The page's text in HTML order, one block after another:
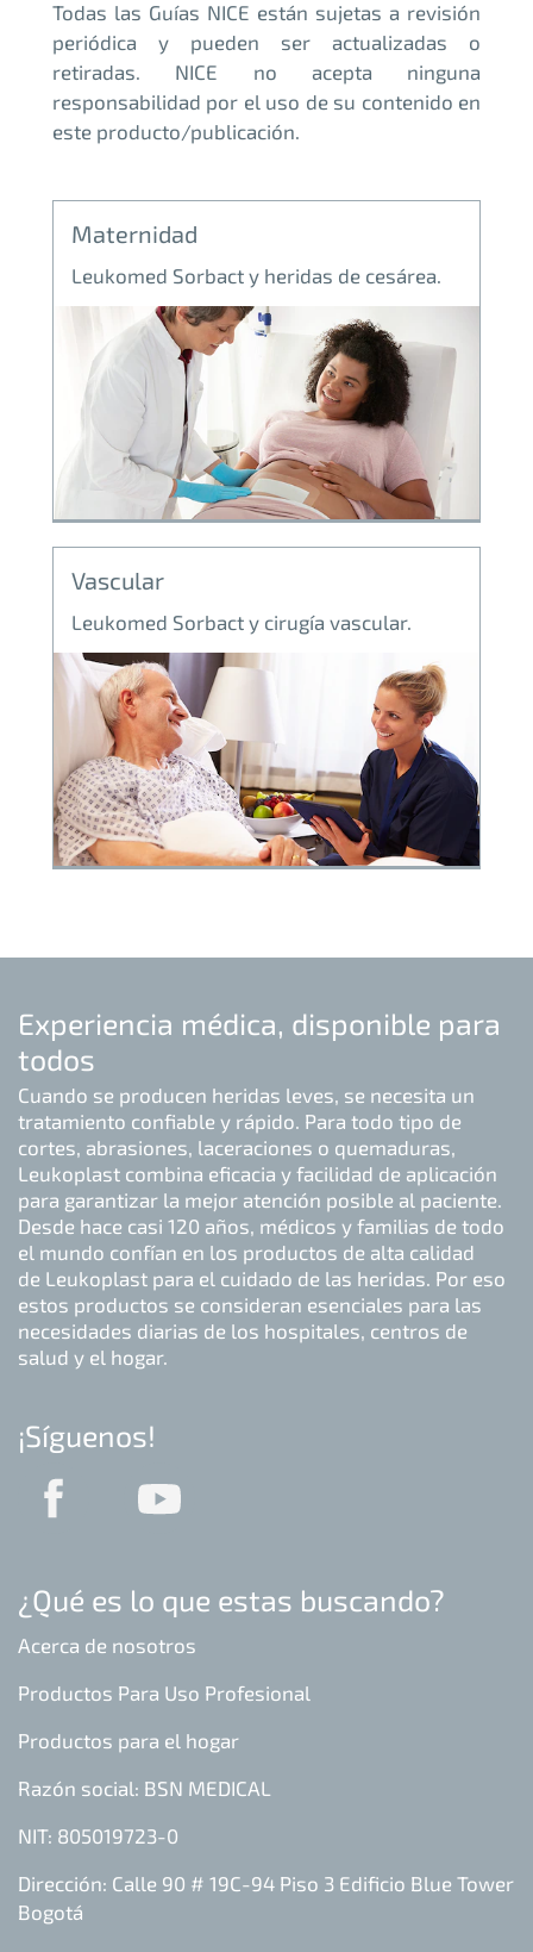
Todas las Guías NICE están sujetas a revisión
periódica y pueden ser actualizadas o
retiradas. NICE no acepta ninguna
responsabilidad por el uso de su contenido en
este producto/publicación.
Maternidad
Leukomed Sorbact y heridas de cesárea.
Vascular
Leukomed Sorbact y cirugía vascular.
Experiencia médica, disponible para
todos
Cuando se producen heridas leves, se necesita un
tratamiento confiable y rápido. Para todo tipo de
cortes, abrasiones, laceraciones o quemaduras,
Leukoplast combina eficacia y facilidad de aplicación
para garantizar la mejor atención posible al paciente.
Desde hace casi 120 años, médicos y familias de todo
el mundo confían en los productos de alta calidad
de Leukoplast para el cuidado de las heridas. Por eso
estos productos se consideran esenciales para las
necesidades diarias de los hospitales, centros de
salud y el hogar.
¡Síguenos!
¿Qué es lo que estas buscando?
Acerca de nosotros
Productos Para Uso Profesional
Productos para el hogar
Razón social: BSN MEDICAL
NIT: 805019723-0
Dirección: Calle 90 # 19C-94 Piso 3 Edificio Blue Tower
Bogotá